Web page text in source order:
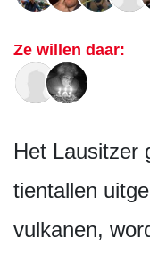
Ze willen daar:
Het Lausitzer
tientallen
vulkanen,